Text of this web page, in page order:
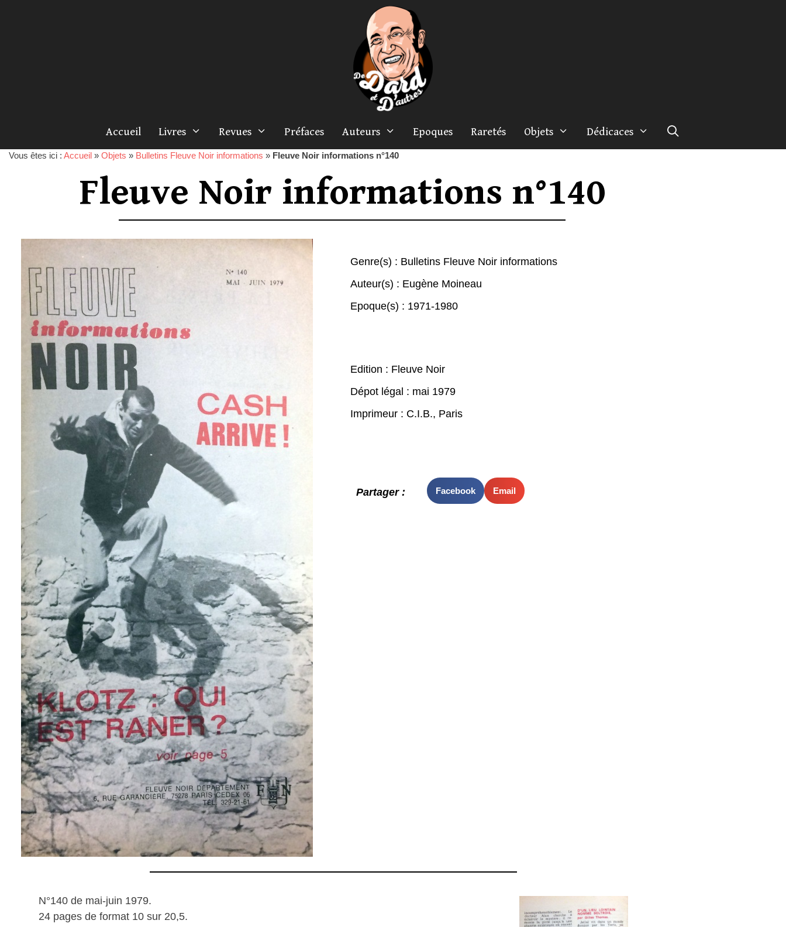
Accueil Livres Revues Préfaces Auteurs Epoques Raretés Objets Dédicaces
Vous êtes ici : Accueil » Objets » Bulletins Fleuve Noir informations » Fleuve Noir informations n°140
Fleuve Noir informations n°140
Genre(s) : Bulletins Fleuve Noir informations
Auteur(s) : Eugène Moineau
Epoque(s) : 1971-1980
Edition : Fleuve Noir
Dépot légal : mai 1979
Imprimeur : C.I.B., Paris
Partager : Facebook Email
N°140 de mai-juin 1979.
24 pages de format 10 sur 20,5.